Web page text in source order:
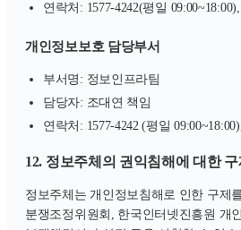
연락처: 1577-4242(평일
개인정보보호 담당부서
부서명: 정보인프라팀
담당자: 조대연 책임
연락처: 1577-4242 (평일
12. 정보주체의 권익침해에 대한 구
정보주체는 개인정보침해로 인한 구제
분쟁조정위원회, 한국인터넷진흥원 개